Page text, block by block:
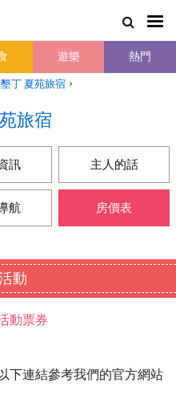
遊樂 熱門
墾丁 夏苑旅宿 ›
旅宿
訊 主人的話
航 房價表
動
動票券
下連結參考我們的官方網站